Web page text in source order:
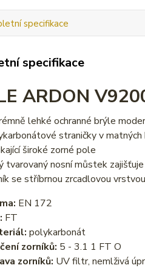
specifikace
specifikace
ARDON
lehké ochranné brýle
straničky v matných
široké zorné pole
tvarovaný nosní můstek
se stříbrnou zrcadlovou vrstvou
EN 172
FT
polykarbonát
zorníků: 5 - 3.1 1 FT O
zorníků: UV filtr, nemlživá